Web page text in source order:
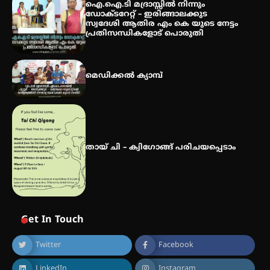
ബാലൻ ഹാളിൽ 16ന്
ഐ.ഐ.ടി മദ്രാസ്സിൽ നിന്നും
ഡോക്ടറേറ്റ് – ഇരിങ്ങാലക്കുട
സ്വദേശി ആതിര എം കെ യുടെ നേട്ടം
പ്രതിസന്ധികളോട് പൊരുതി
മെഡിക്കൽ ക്യാമ്പ്
തായ് ചി – ക്വിഗോങ്ങ് പരിചയപ്പെടാം
Get In Touch
Twitter Facebook